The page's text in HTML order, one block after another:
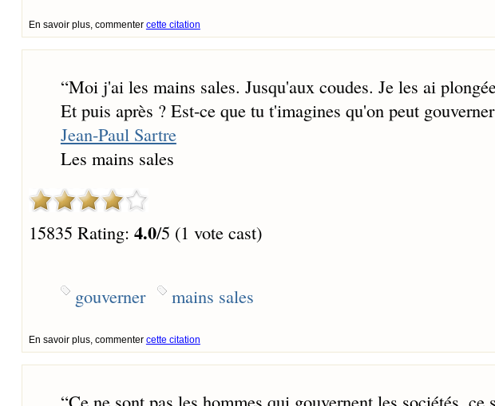
En savoir plus, commenter cette citation
“Moi j'ai les mains sales. Jusqu'aux coudes. Je les ai
Et puis après ? Est-ce que tu t'imagines qu'on peut
Jean-Paul Sartre
Les mains sales
15835 Rating: 4.0/5 (1 vote cast)
gouverner mains sales
En savoir plus, commenter cette citation